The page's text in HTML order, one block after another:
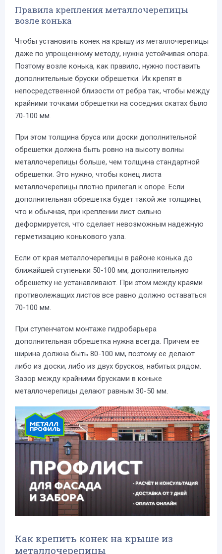
Правила крепления металлочерепицы
возле конька
Чтобы установить конек на крышу из металлочерепицы
даже по упрощенному методу, нужна устойчивая опора.
Поэтому возле конька, как правило, нужно поставить
дополнительные бруски обрешетки. Их крепят в
непосредственной близости от ребра так, чтобы между
крайними точками обрешетки на соседних скатах было
70-100 мм.
При этом толщина бруса или доски дополнительной
обрешетки должна быть ровно на высоту волны
металлочерепицы больше, чем толщина стандартной
обрешетки. Это нужно, чтобы конец листа
металлочерепицы плотно прилегал к опоре. Если
дополнительная обрешетка будет такой же толщины,
что и обычная, при креплении лист сильно
деформируется, что сделает невозможным надежную
герметизацию конькового узла.
Если от края металлочерепицы в районе конька до
ближайшей ступеньки 50-100 мм, дополнительную
обрешетку не устанавливают. При этом между краями
противолежащих листов все равно должно оставаться
70-100 мм.
При ступенчатом монтаже гидробарьера
дополнительная обрешетка нужна всегда. Причем ее
ширина должна быть 80-100 мм, поэтому ее делают
либо из доски, либо из двух брусков, набитых рядом.
Зазор между крайними брусками в коньке
металлочерепицы делают равным 30-50 мм.
Как крепить конек на крыше из
металлочерепицы